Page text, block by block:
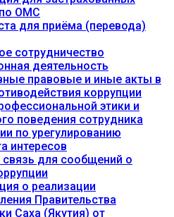
ОМС
для приёма (перевода)
сотрудничество
деятельность
правовые и иные акты в
коррупции
этики и
поведения сотрудника
по урегулированию
интересов
связь для сообщений о
о реализации
Правительства
Саха (Якутия) от